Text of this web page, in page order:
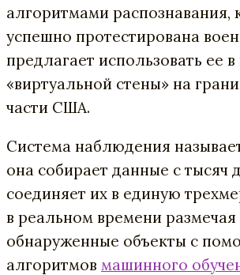
алгоритмами распознавания,
успешно протестирована
предлагает использовать ее в
«виртуальной стены» на
части США.
Система наблюдения
она собирает данные с тысяч
соединяет их в единую
в реальном времени размечая
обнаруженные объекты с
алгоритмов машинного